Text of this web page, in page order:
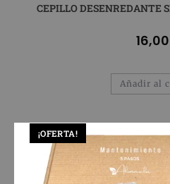
CEPILLO DESENREDANTE
16,00
Añadir al
¡OFERTA!